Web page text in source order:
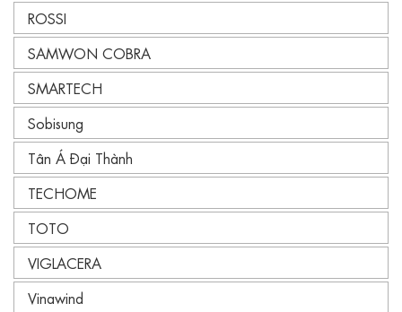
ROSSI
SAMWON COBRA
SMARTECH
Sobisung
Tân Á Đại Thành
TECHOME
TOTO
VIGLACERA
Vinawind